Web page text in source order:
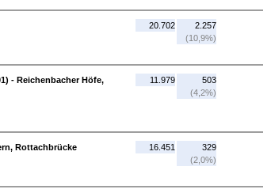
20.702
2.257
(10,9%)
- Reichenbacher Höfe,
11.979
503
(4,2%)
Rottachbrücke
16.451
329
(2,0%)